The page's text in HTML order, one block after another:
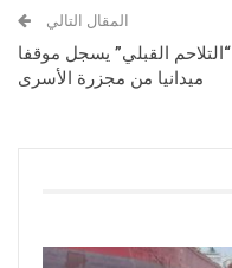
المقال التالي
“التلاحم القبلي” يسجل موقفا
ميدانيا من مجزرة الأسرى